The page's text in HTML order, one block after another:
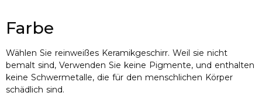
Farbe
Wählen Sie reinweißes Keramikgeschirr. Weil sie nicht
bemalt sind, Verwenden Sie keine Pigmente, und enthalten
keine Schwermetalle, die für den menschlichen Körper
schädlich sind.